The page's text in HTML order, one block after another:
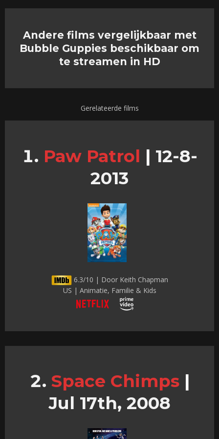
Andere films vergelijkbaar met
Bubble Guppies beschikbaar om
te streamen in HD
Gerelateerde films
Paw Patrol | 12-8-
2013
6.3/10 | Door Keith Chapman
US | Animatie, Familie & Kids
Space Chimps |
Jul 17th, 2008